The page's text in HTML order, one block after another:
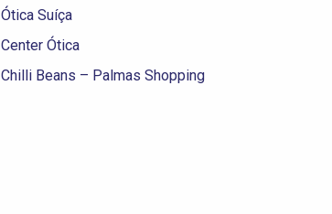
Ótica Suíça
Center Ótica
Chilli Beans – Palmas Shopping